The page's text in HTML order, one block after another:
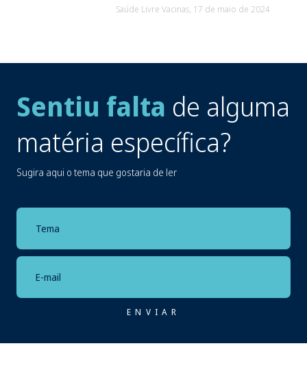
Saúde Livre Vacinas, 17 de maio de 2024
Sentiu falta de alguma
matéria específica?
Sugira aqui o tema que gostaria de ler